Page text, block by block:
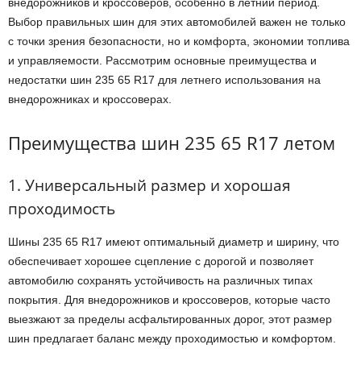
внедорожников и кроссоверов, особенно в летний период.
Выбор правильных шин для этих автомобилей важен не только
с точки зрения безопасности, но и комфорта, экономии топлива
и управляемости. Рассмотрим основные преимущества и
недостатки шин 235 65 R17 для летнего использования на
внедорожниках и кроссоверах.
Преимущества шин 235 65 R17 летом
1. Универсальный размер и хорошая
проходимость
Шины 235 65 R17 имеют оптимальный диаметр и ширину, что
обеспечивает хорошее сцепление с дорогой и позволяет
автомобилю сохранять устойчивость на различных типах
покрытия. Для внедорожников и кроссоверов, которые часто
выезжают за пределы асфальтированных дорог, этот размер
шин предлагает баланс между проходимостью и комфортом.